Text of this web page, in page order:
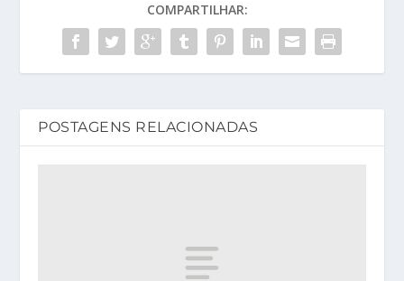
COMPARTILHAR:
POSTAGENS RELACIONADAS